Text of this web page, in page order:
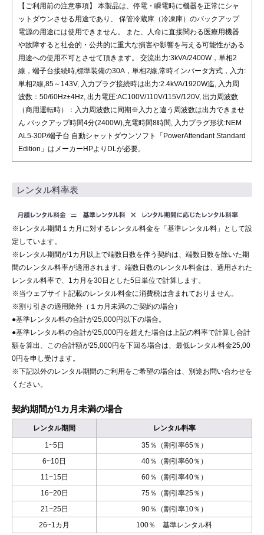
【ご利用前の注意事項】 本製品は、停電・瞬電時に機器を正常にシャ
ットダウンさせる用途であり、 保管冷蔵庫（冷凍庫）のバックアップ
電源の用途には使用できません。 また、人命に直接関わる医療用機器
や故障すると社会的・公共的に重大な損害や影響を与える可能性がある
用途への使用不可とさせて頂きます。 交流出力:3kVA/2400W，単相2
線，端子台接続時,標準装備の30A，単相2線,常時インバータ方式，入力:
単相2線,85～143V, 入力プラグ接続時は出力:2.4kVA/1920W迄, 入力周
波数：50/60Hz±4Hz, 出力電圧:AC100V/110V/115V/120V, 出力周波数
（商用運転時）：入力周波数に同期※入力と違う周波数は出力できませ
ん バックアップ時間4分(2400W),充電時間8時間, 入力プラグ形状:NEM
AL5-30P/端子台 自動シャットダウンソフト「PowerAttendant Standard
Edition」はメーカーHPよりDLが必要。
レンタル料率表
※レンタル期間１カ月に対するレンタル料金を「基準レンタル料」として設
定しています。
※レンタル期間が1カ月以上で端数日数を伴う契約は、端数日数を除いた期
間のレンタル料率が適用されます。端数日数のレンタル料金は、適用された
レンタル料率で、1カ月を30日とした5日単位で計算します。
※当ウェブサイト記載のレンタル料金に消費税は含まれておりません。
※割り引きの適用除外（１カ月未満のご契約の場合）
●基準レンタル料の合計が25,000円以下の場合。
●基準レンタル料の合計が25,000円を超えた場合は上記の料率で計算し合計
額を算出、この合計額が25,000円を下回る場合は、最低レンタル料金25,00
0円を申し受けます。
※下記以外のレンタル期間のご利用をご希望の場合は、別途お問い合わせを
ください。
契約期間が1カ月未満の場合
レンタル期間 レンタル料率
1~5日
35％（割引率65％）
6~10日
40％（割引率60％）
11~15日
60％（割引率40％）
16~20日
75％（割引率25％）
21~25日
90％（割引率10％）
26~1カ月
100％ 基準レンタル料